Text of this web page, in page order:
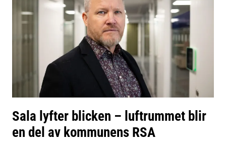
Sala lyfter blicken – luftrummet blir
en del av kommunens RSA